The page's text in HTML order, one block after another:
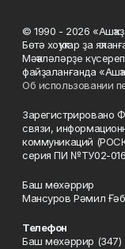
© 1990 - 2026
Бөтә хоҡуҡтар ҙа
Мәҡәләләрҙе
файҙаланғанда
Об использовании
Зарегистрировано
связи,
коммуникаций
серия ПИ №ТУ02-
Баш мөхәррир
Мансуров Рәмил
Телефон
Баш мөхәррир (347)